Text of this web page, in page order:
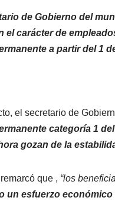
de Gobierno del
el carácter de
a partir del 1
el secretario de
categoría 1
gozan de la
que , “los
un esfuerzo